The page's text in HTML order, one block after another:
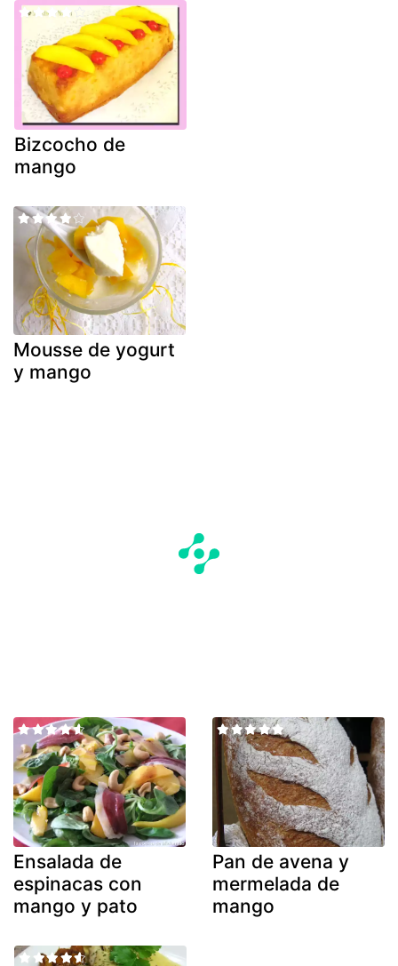
Bizcocho de
mango
Mousse de yogurt
y mango
Ensalada de
espinacas con
mango y pato
Pan de avena y
mermelada de
mango